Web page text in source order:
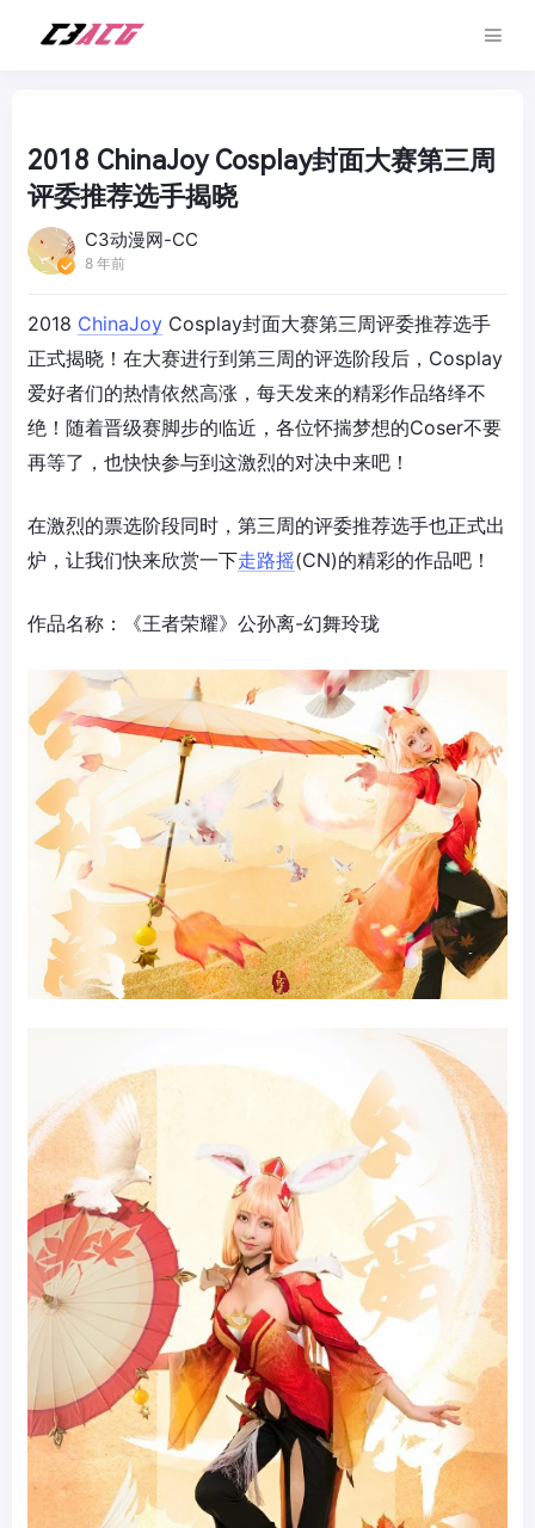
2018 ChinaJoy Cosplay封面大赛第三周
评委推荐选手揭晓
C3动漫网-CC
8 年前
2018 ChinaJoy Cosplay封面大赛第三周评委推荐选手
正式揭晓！在大赛进行到第三周的评选阶段后，Cosplay
爱好者们的热情依然高涨，每天发来的精彩作品络绎不
绝！随着晋级赛脚步的临近，各位怀揣梦想的Coser不要
再等了，也快快参与到这激烈的对决中来吧！
在激烈的票选阶段同时，第三周的评委推荐选手也正式出
炉，让我们快来欣赏一下走路摇(CN)的精彩的作品吧！
作品名称：《王者荣耀》公孙离-幻舞玲珑